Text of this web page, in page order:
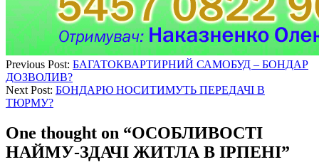
Previous Post: БАГАТОКВАРТИРНИЙ САМОБУД – БОНДАР
ДОЗВОЛИВ?
Next Post: БОНДАРЮ НОСИТИМУТЬ ПЕРЕДАЧІ В
ТЮРМУ?
One thought on “ОСОБЛИВОСТІ
НАЙМУ-ЗДАЧІ ЖИТЛА В ІРПЕНІ”